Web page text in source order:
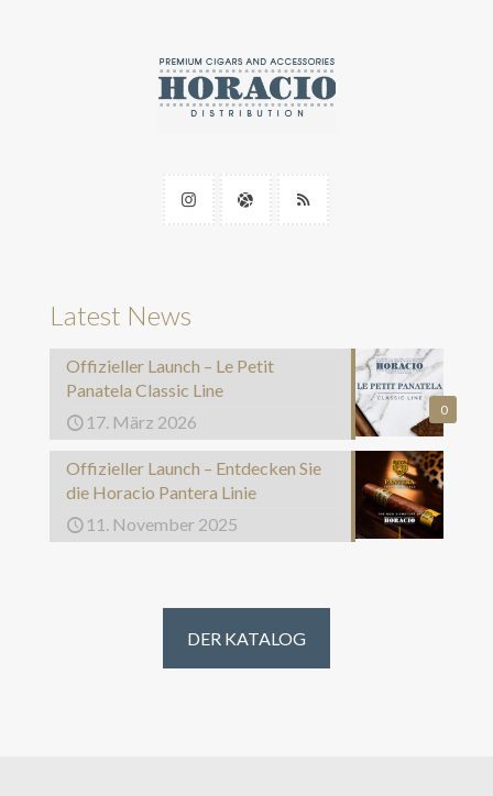
Latest News
0
Offizieller Launch – Le Petit
Panatela Classic Line
17. März 2026
Offizieller Launch – Entdecken Sie
die Horacio Pantera Linie
11. November 2025
DER KATALOG